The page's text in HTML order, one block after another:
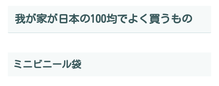
我が家が日本の100均でよく買うもの
ミニビニール袋